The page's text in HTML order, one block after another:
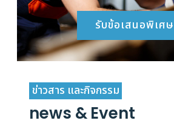
รับข้อเสนอพิเศษ
ข่าวสาร และกิจกรรม
news & Event